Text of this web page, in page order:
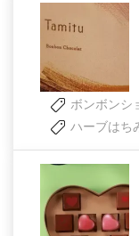
ボンボンシ
ハーブはち